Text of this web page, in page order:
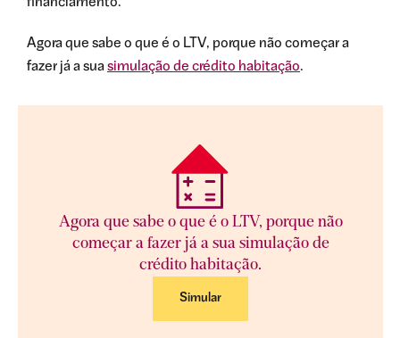
Agora que sabe o que é o LTV, porque não começar a
fazer já a suasimulação de crédito habitação.
Agora que sabe o que é o LTV, porque não
começar a fazer já a sua simulação de
crédito habitação.
Simular